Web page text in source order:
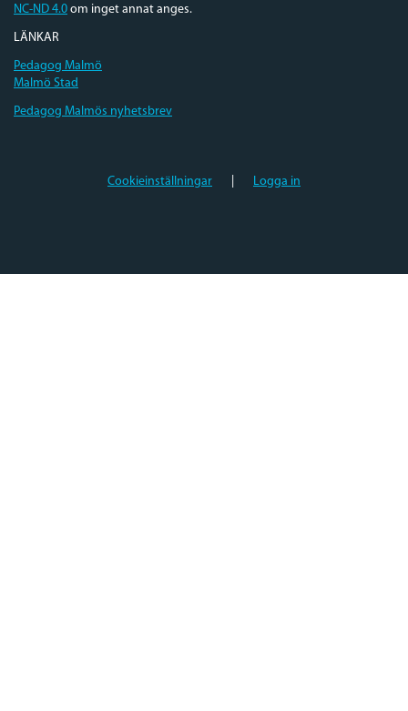
NC-ND 4.0 om inget annat anges.
LÄNKAR
Pedagog Malmö
Malmö Stad
Pedagog Malmös nyhetsbrev
Cookieinställningar Logga in